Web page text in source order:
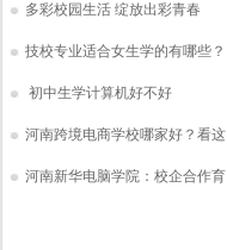
多彩校园生活 绽放出彩青春
技校专业适合女生学的有哪些？
初中生学计算机好不好
河南跨境电商学校哪家好？看这
河南新华电脑学院：校企合作育